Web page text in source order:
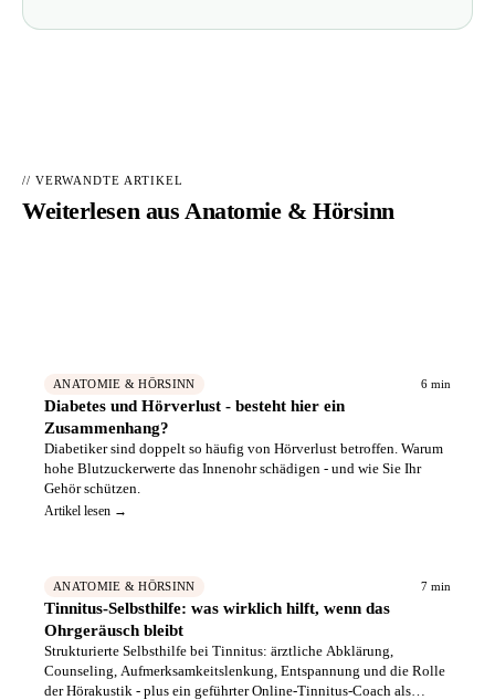
// VERWANDTE ARTIKEL
Weiterlesen aus Anatomie & Hörsinn
ANATOMIE & HÖRSINN 6 min
Diabetes und Hörverlust - besteht hier ein
Zusammenhang?
Diabetiker sind doppelt so häufig von Hörverlust betroffen. Warum
hohe Blutzuckerwerte das Innenohr schädigen - und wie Sie Ihr
Gehör schützen.
Artikel lesen →
ANATOMIE & HÖRSINN 7 min
Tinnitus-Selbsthilfe: was wirklich hilft, wenn das
Ohrgeräusch bleibt
Strukturierte Selbsthilfe bei Tinnitus: ärztliche Abklärung,
Counseling, Aufmerksamkeitslenkung, Entspannung und die Rolle
der Hörakustik - plus ein geführter Online-Tinnitus-Coach als